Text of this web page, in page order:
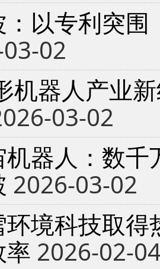
以专利突
02
机器人产业
03-02
器人：数
2026-03-02
境科技取
率 2026-02-